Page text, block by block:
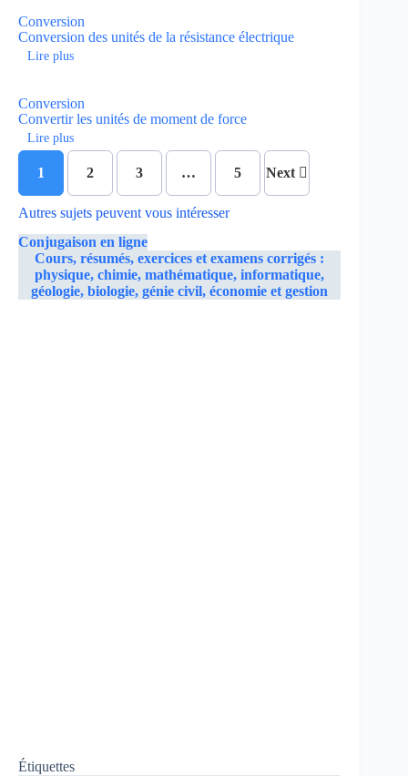
Conversion
Conversion des unités de la résistance électrique
Lire plus
Conversion
Convertir les unités de moment de force
Lire plus
1 2 3 … 5 Next
Autres sujets peuvent vous intéresser
Conjugaison en ligne
Cours, résumés, exercices et examens corrigés :
physique, chimie, mathématique, informatique,
géologie, biologie, génie civil, économie et gestion
Étiquettes